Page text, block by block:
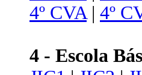
4º CVA| 4º
4 - Escola